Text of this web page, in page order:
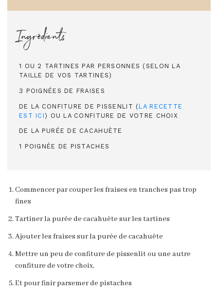
Ingrédients
1 OU 2 TARTINES PAR PERSONNES (SELON LA
TAILLE DE VOS TARTINES)
3 POIGNÉES DE FRAISES
DE LA CONFITURE DE PISSENLIT (LA RECETTE
EST ICI) OU LA CONFITURE DE VOTRE CHOIX
DE LA PURÉE DE CACAHUÈTE
1 POIGNÉE DE PISTACHES
Commencer par couper les fraises en tranches pas trop
fines
Tartiner la purée de cacahuète sur les tartines
Ajouter les fraises sur la purée de cacahuète
Mettre un peu de confiture de pissenlit ou une autre
confiture de votre choix.
Et pour finir parsemer de pistaches